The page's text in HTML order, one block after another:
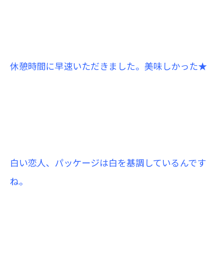
休憩時間に早速いただきました。美味しかった★
白い恋人、パッケージは白を基調しているんです
ね。